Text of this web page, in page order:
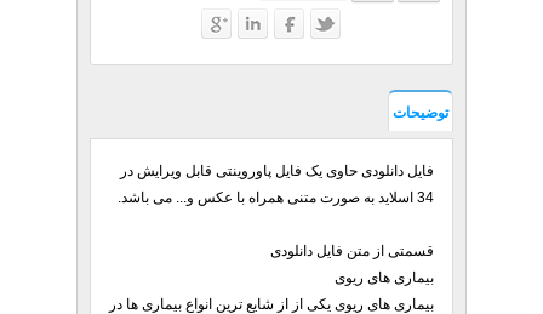
توضیحات
فایل دانلودی حاوی یک فایل پاوروینتی قابل ویرایش در
34 اسلاید به صورت متنی همراه با عکس و... می باشد.
قسمتی از متن فایل دانلودی
بیماری های ریوی
بیماری های ریوی یکی از از شایع ترین انواع بیماری ها در